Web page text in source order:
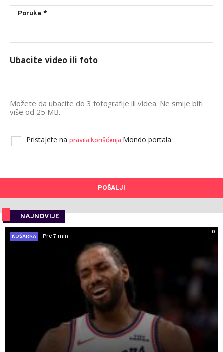
Ubacite video ili foto
Možete da ubacite do 3 fotografije ili videa. Ne smije biti
više od 25 MB.
Pristajete na pravila korišćenja Mondo portala.
POŠALJI
NAJNOVIJE
0
KOŠARKA
Pre 7 min